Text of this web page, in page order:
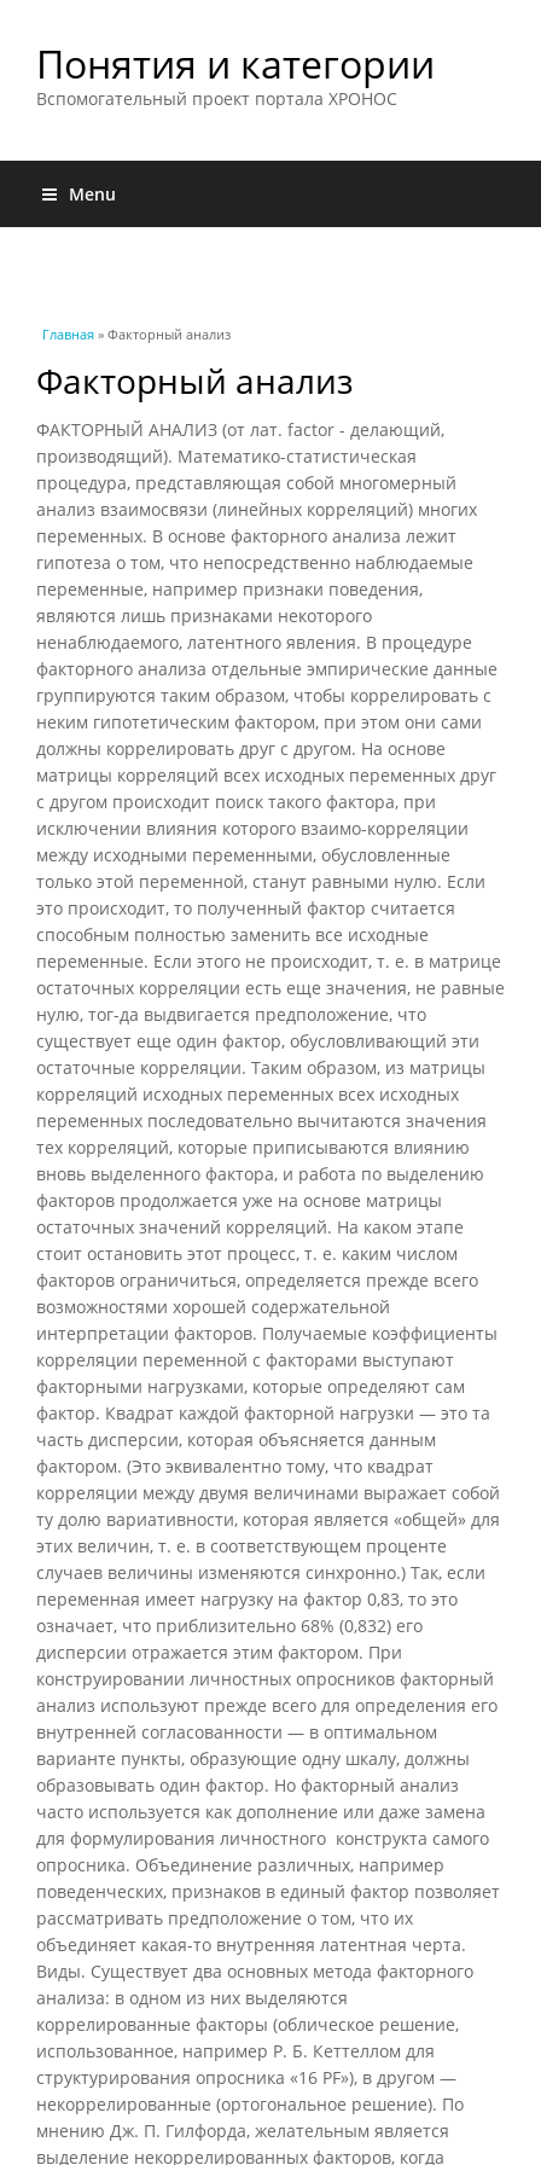
Понятия и категории
Вспомогательный проект портала ХРОНОС
Menu
Вы здесь
Главная » Факторный анализ
Факторный анализ
ФАКТОРНЫЙ АНАЛИЗ (от лат. factor - делающий,
производящий). Математико-статистическая
процедура, представляющая собой многомерный
анализ взаимосвязи (линейных корреляций) многих
переменных. В основе факторного анализа лежит
гипотеза о том, что непосредственно наблюдаемые
переменные, например признаки поведения,
являются лишь признаками некоторого
ненаблюдаемого, латентного явления. В процедуре
факторного анализа отдельные эмпирические данные
группируются таким образом, чтобы коррелировать с
неким гипотетическим фактором, при этом они сами
должны коррелировать друг с другом. На основе
матрицы корреляций всех исходных переменных друг
с другом происходит поиск такого фактора, при
исключении влияния которого взаимо-корреляции
между исходными переменными, обусловленные
только этой переменной, станут равными нулю. Если
это происходит, то полученный фактор считается
способным полностью заменить все исходные
переменные. Если этого не происходит, т. е. в матрице
остаточных корреляции есть еще значения, не равные
нулю, тог-да выдвигается предположение, что
существует еще один фактор, обусловливающий эти
остаточные корреляции. Таким образом, из матрицы
корреляций исходных переменных всех исходных
переменных последовательно вычитаются значения
тех корреляций, которые приписываются влиянию
вновь выделенного фактора, и работа по выделению
факторов продолжается уже на основе матрицы
остаточных значений корреляций. На каком этапе
стоит остановить этот процесс, т. е. каким числом
факторов ограничиться, определяется прежде всего
возможностями хорошей содержательной
интерпретации факторов. Получаемые коэффициенты
корреляции переменной с факторами выступают
факторными нагрузками, которые определяют сам
фактор. Квадрат каждой факторной нагрузки — это та
часть дисперсии, которая объясняется данным
фактором. (Это эквивалентно тому, что квадрат
корреляции между двумя величинами выражает собой
ту долю вариативности, которая является «общей» для
этих величин, т. е. в соответствующем проценте
случаев величины изменяются синхронно.) Так, если
переменная имеет нагрузку на фактор 0,83, то это
означает, что приблизительно 68% (0,832) его
дисперсии отражается этим фактором. При
конструировании личностных опросников факторный
анализ используют прежде всего для определения его
внутренней согласованности — в оптимальном
варианте пункты, образующие одну шкалу, должны
образовывать один фактор. Но факторный анализ
часто используется как дополнение или даже замена
для формулирования личностного конструкта самого
опросника. Объединение различных, например
поведенческих, признаков в единый фактор позволяет
рассматривать предположение о том, что их
объединяет какая-то внутренняя латентная черта.
Виды. Существует два основных метода факторного
анализа: в одном из них выделяются
коррелированные факторы (облическое решение,
использованное, например Р. Б. Кеттеллом для
структурирования опросника «16 PF»), в другом —
некоррелированные (ортогональное решение). По
мнению Дж. П. Гилфорда, желательным является
выделение некоррелированных факторов, когда